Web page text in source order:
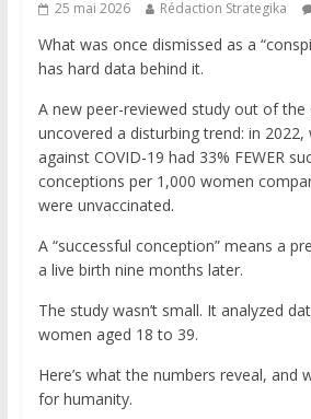
25 mai 2026 Rédaction Strategika
What was once dismissed as a
has hard data behind it.
A new peer-reviewed study out of the
uncovered a disturbing trend: in
against COVID-19 had 33% FEWER
conceptions per 1,000 women
were unvaccinated.
A “successful conception” means a
a live birth nine months later.
The study wasn’t small. It analyzed
women aged 18 to 39.
Here’s what the numbers reveal, and
for humanity.